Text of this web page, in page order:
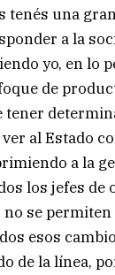
tenés una
a la
yo, en lo
de
tener
al Estado
a la
los jefes
no se
esos
de la línea,